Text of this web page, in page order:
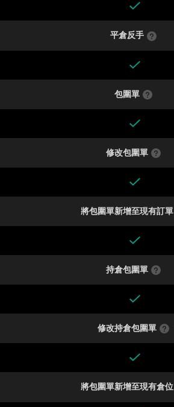
平倉反手
包圍單
修改包圍單
將包圍單新增至現有訂單
持倉包圍單
修改持倉包圍單
將包圍單新增至現有倉位